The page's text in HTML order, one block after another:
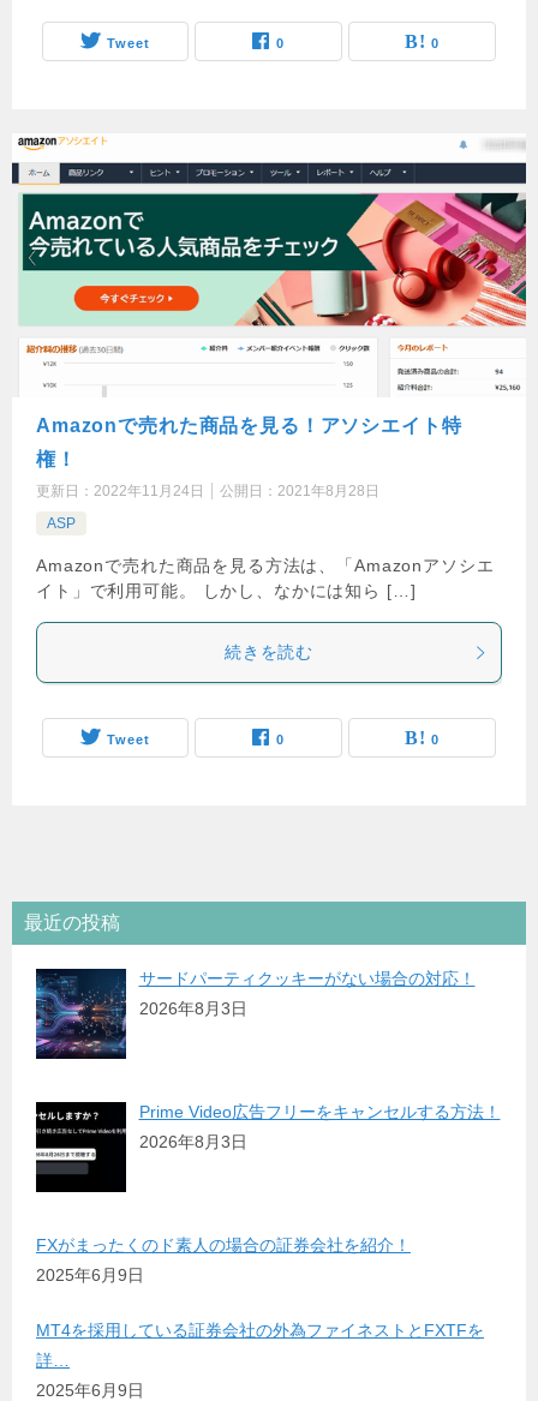
Tweet 0 0
Amazonで売れた商品を見る！アソシエイト特
権！
更新日： 2022年11月24日 公開日： 2021年8月28日
ASP
Amazonで売れた商品を見る方法は、「Amazonアソシエ
イト」で利用可能。 しかし、なかには知ら […]
続きを読む
Tweet 0 0
最近の投稿
サードパーティクッキーがない場合の対応！
2026年8月3日
Prime Video広告フリーをキャンセルする方法！
2026年8月3日
FXがまったくのド素人の場合の証券会社を紹介！
2025年6月9日
MT4を採用している証券会社の外為ファイネストとFXTFを
詳…
2025年6月9日